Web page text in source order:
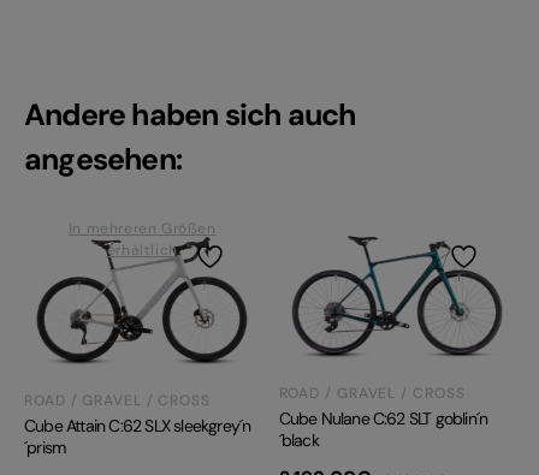
Andere haben sich auch
angesehen:
In mehreren Größen
erhältlich
ROAD / GRAVEL / CROSS
Cube Attain C:62 SLX sleekgrey´n
´prism
ROAD / GRAVEL / CROSS
Cube Nulane C:62 SLT goblin´n
´black